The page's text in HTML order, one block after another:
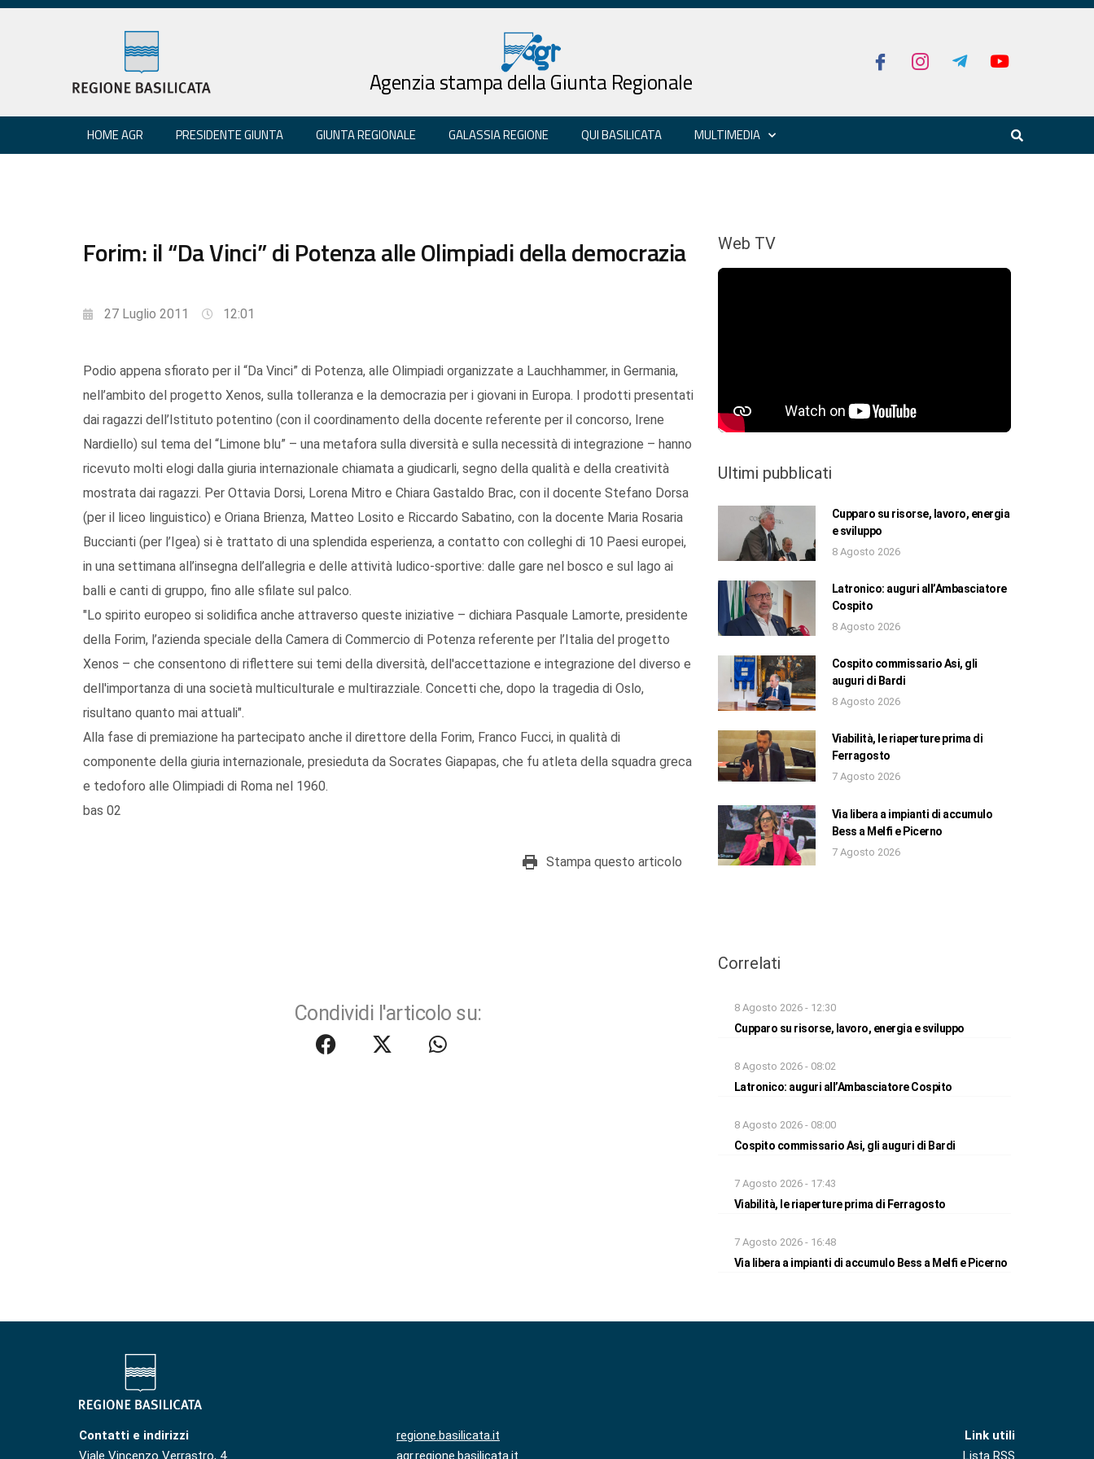
Agenzia stampa della Giunta Regionale
HOME AGR PRESIDENTE GIUNTA GIUNTA REGIONALE GALASSIA REGIONE QUI BASILICATA MULTIMEDIA
Forim: il “Da Vinci” di Potenza alle Olimpiadi della democrazia
27 Luglio 2011 12:01
Podio appena sfiorato per il “Da Vinci” di Potenza, alle Olimpiadi organizzate a Lauchhammer, in Germania,
nell’ambito del progetto Xenos, sulla tolleranza e la democrazia per i giovani in Europa. I prodotti presentati
dai ragazzi dell’Istituto potentino (con il coordinamento della docente referente per il concorso, Irene
Nardiello) sul tema del “Limone blu” – una metafora sulla diversità e sulla necessità di integrazione – hanno
ricevuto molti elogi dalla giuria internazionale chiamata a giudicarli, segno della qualità e della creatività
mostrata dai ragazzi. Per Ottavia Dorsi, Lorena Mitro e Chiara Gastaldo Brac, con il docente Stefano Dorsa
(per il liceo linguistico) e Oriana Brienza, Matteo Losito e Riccardo Sabatino, con la docente Maria Rosaria
Buccianti (per l’Igea) si è trattato di una splendida esperienza, a contatto con colleghi di 10 Paesi europei,
in una settimana all’insegna dell’allegria e delle attività ludico-sportive: dalle gare nel bosco e sul lago ai
balli e canti di gruppo, fino alle sfilate sul palco.
"Lo spirito europeo si solidifica anche attraverso queste iniziative – dichiara Pasquale Lamorte, presidente
della Forim, l’azienda speciale della Camera di Commercio di Potenza referente per l’Italia del progetto
Xenos – che consentono di riflettere sui temi della diversità, dell'accettazione e integrazione del diverso e
dell'importanza di una società multiculturale e multirazziale. Concetti che, dopo la tragedia di Oslo,
risultano quanto mai attuali".
Alla fase di premiazione ha partecipato anche il direttore della Forim, Franco Fucci, in qualità di
componente della giuria internazionale, presieduta da Socrates Giapapas, che fu atleta della squadra greca
e tedoforo alle Olimpiadi di Roma nel 1960.
bas 02
Stampa questo articolo
Condividi l'articolo su:
Web TV
Ultimi pubblicati
Cupparo su risorse, lavoro, energia
e sviluppo
8 Agosto 2026
Latronico: auguri all’Ambasciatore
Cospito
8 Agosto 2026
Cospito commissario Asi, gli
auguri di Bardi
8 Agosto 2026
Viabilità, le riaperture prima di
Ferragosto
7 Agosto 2026
Via libera a impianti di accumulo
Bess a Melfi e Picerno
7 Agosto 2026
Correlati
8 Agosto 2026 - 12:30
Cupparo su risorse, lavoro, energia e sviluppo
8 Agosto 2026 - 08:02
Latronico: auguri all’Ambasciatore Cospito
8 Agosto 2026 - 08:00
Cospito commissario Asi, gli auguri di Bardi
7 Agosto 2026 - 17:43
Viabilità, le riaperture prima di Ferragosto
7 Agosto 2026 - 16:48
Via libera a impianti di accumulo Bess a Melfi e Picerno
Contatti e indirizzi
Viale Vincenzo Verrastro, 4
regione.basilicata.it
agr.regione.basilicata.it
Link utili
Lista RSS